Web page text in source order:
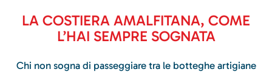
LA COSTIERA AMALFITANA, COME
L’HAI SEMPRE SOGNATA
Chi non sogna di passeggiare tra le botteghe artigiane